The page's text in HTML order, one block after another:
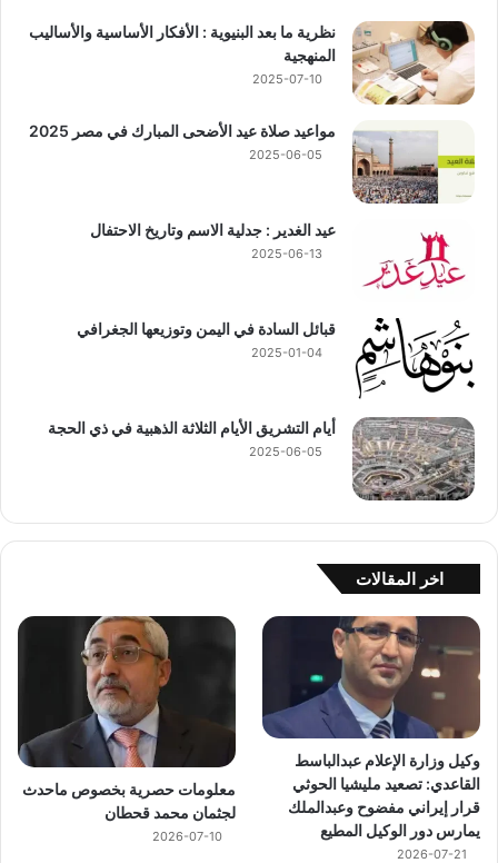
نظرية ما بعد البنيوية : الأفكار الأساسية والأساليب
المنهجية
2025-07-10
مواعيد صلاة عيد الأضحى المبارك في مصر 2025
2025-06-05
عيد الغدير : جدلية الاسم وتاريخ الاحتفال
2025-06-13
قبائل السادة في اليمن وتوزيعها الجغرافي
2025-01-04
أيام التشريق الأيام الثلاثة الذهبية في ذي الحجة
2025-06-05
اخر المقالات
وكيل وزارة الإعلام عبدالباسط
القاعدي: تصعيد مليشيا الحوثي
قرار إيراني مفضوح وعبدالملك
يمارس دور الوكيل المطيع
2026-07-21
معلومات حصرية بخصوص ماحدث
لجثمان محمد قحطان
2026-07-10